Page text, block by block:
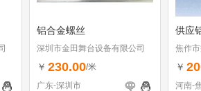
铝合金螺丝
深圳市金田舞台设备有限公司
￥ 230.00/米
广东-深圳市
供应
焦作
￥
河南-